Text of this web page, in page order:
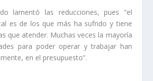
lamentó las reducciones, pues “el
es de los que más ha sufrido y tiene
que atender. Muchas veces la mayoría
para poder operar y trabajar han
en el presupuesto”.